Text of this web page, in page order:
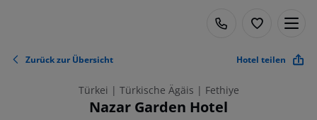
Zurück zur Übersicht Hotel teilen
Türkei | Türkische Ägäis | Fethiye
Nazar Garden Hotel